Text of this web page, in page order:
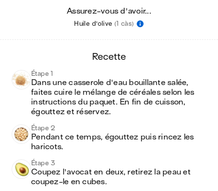
Assurez-vous d'avoir...
Huile d'olive (1 càs)
recette
Étape 1
Dans une casserole d'eau bouillante salée,
faites cuire le mélange de céréales selon les
instructions du paquet. En fin de cuisson,
égouttez et réservez.
Étape 2
Pendant ce temps, égouttez puis rincez les
haricots.
Étape 3
Coupez l'avocat en deux, retirez la peau et
coupez-le en cubes.